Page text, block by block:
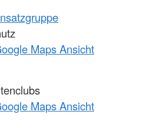
Maps Ansicht
Maps Ansicht